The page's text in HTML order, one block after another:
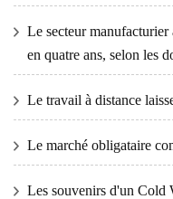
Le secteur
en quatre ans, selon les
Le travail à distance
Le marché obligataire
Les souvenirs d'un Cold